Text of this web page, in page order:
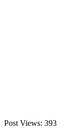
Post Views: 393